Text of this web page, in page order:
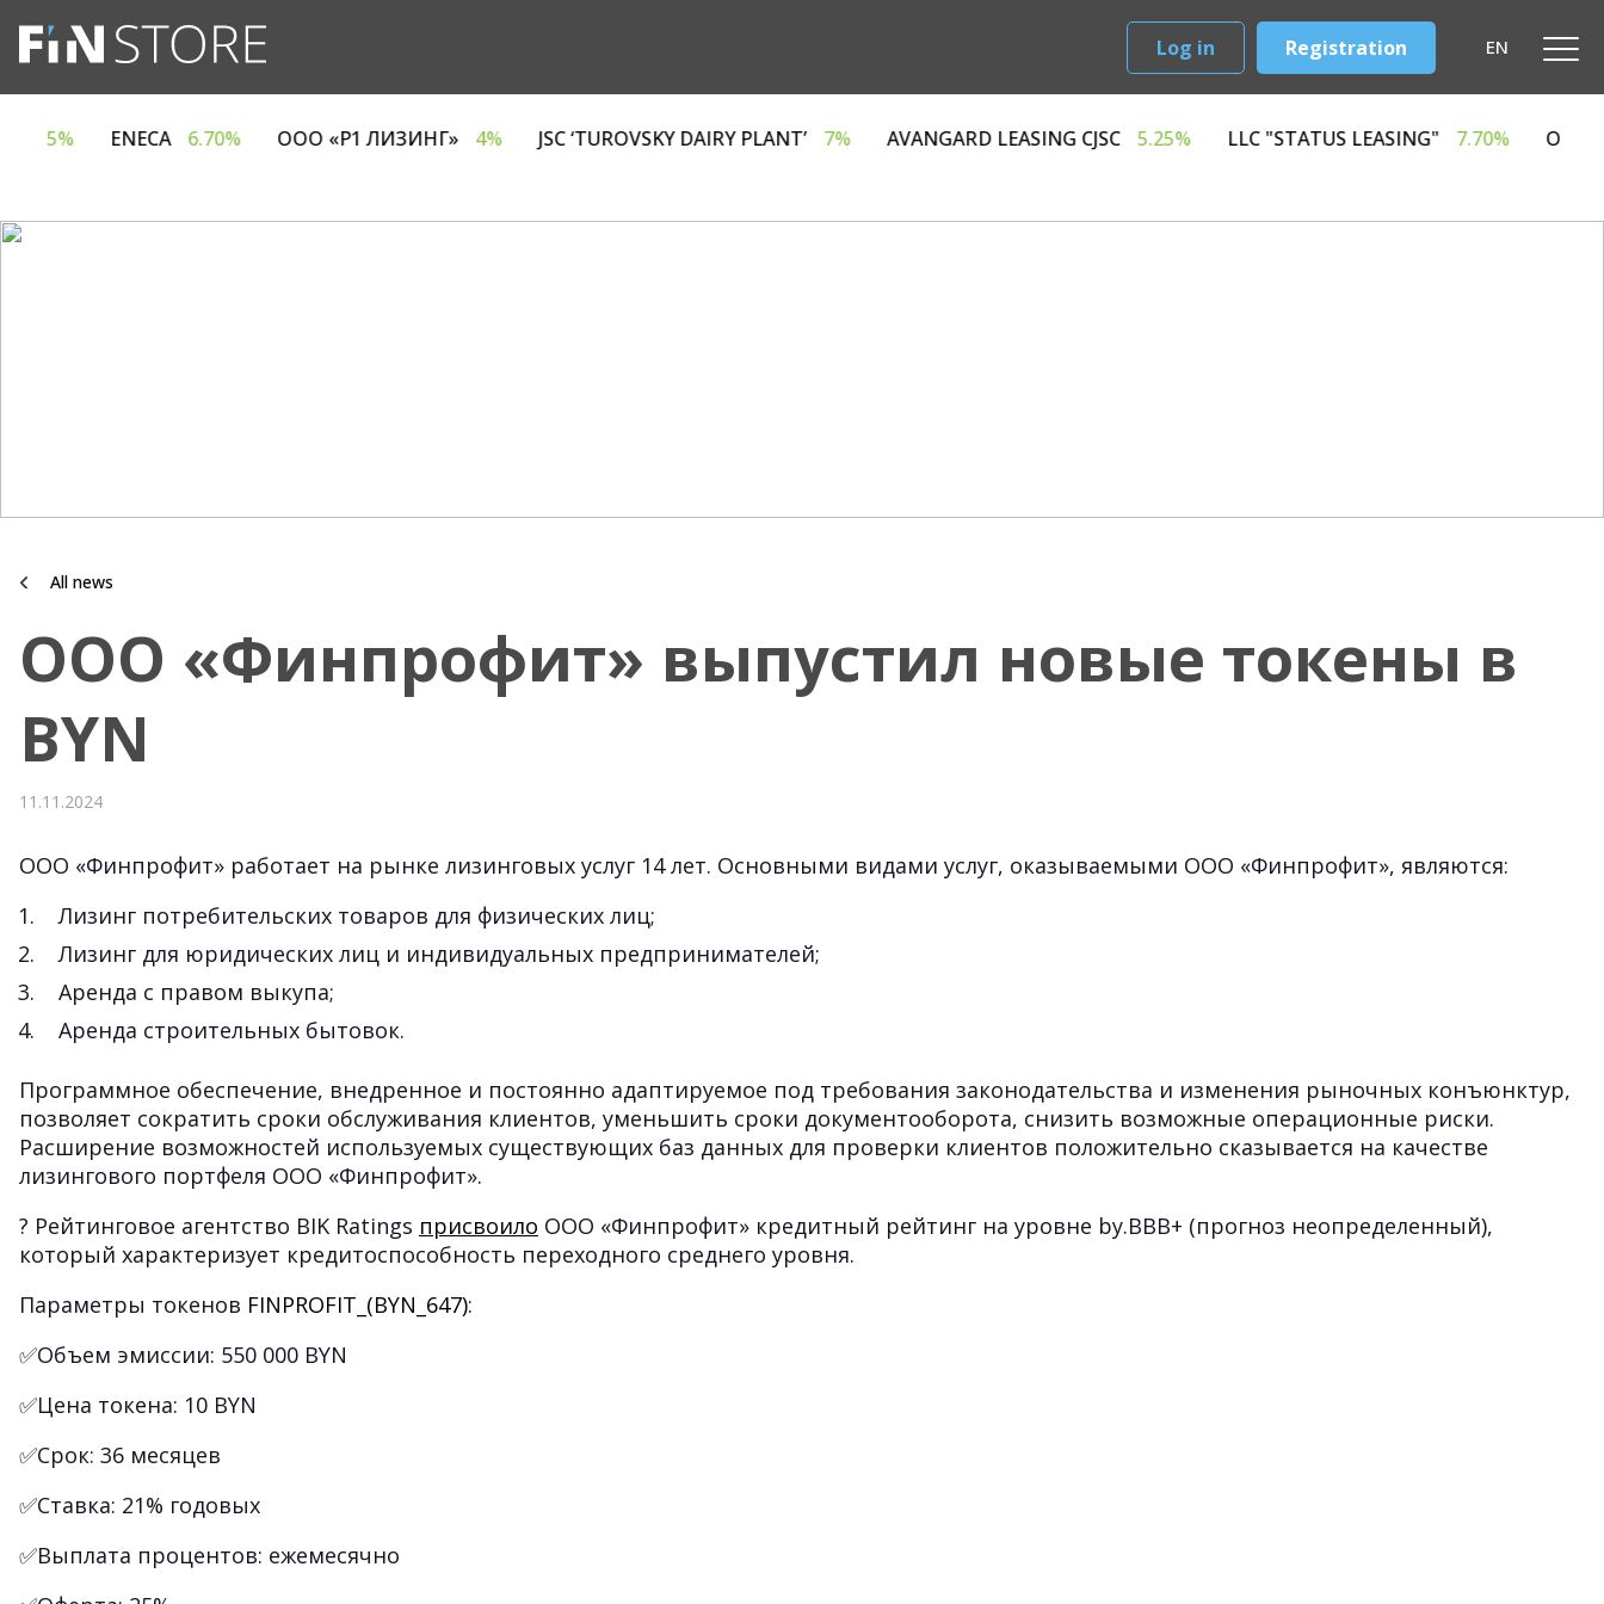
EN
Log in Registration
5% ENECA 6.70% ООО «Р1 ЛИЗИНГ» 4% JSC ‘TUROVSKY DAIRY PLANT’ 7% AVANGARD LEASING CJSC 5.25% LLC "STATUS LEASING" 7.70%
All news
ООО «Финпрофит» выпустил новые токены в
BYN
11.11.2024
ООО «Финпрофит» работает на рынке лизинговых услуг 14 лет. Основными видами услуг, оказываемыми ООО «Финпрофит», являются:
Лизинг потребительских товаров для физических лиц;
Лизинг для юридических лиц и индивидуальных предпринимателей;
Аренда с правом выкупа;
Аренда строительных бытовок.
Программное обеспечение, внедренное и постоянно адаптируемое под требования законодательства и изменения рыночных конъюнктур,
позволяет сократить сроки обслуживания клиентов, уменьшить сроки документооборота, снизить возможные операционные риски.
Расширение возможностей используемых существующих баз данных для проверки клиентов положительно сказывается на качестве
лизингового портфеля ООО «Финпрофит».
? Рейтинговое агентство BIK Ratings присвоило ООО «Финпрофит» кредитный рейтинг на уровне by.BBB+ (прогноз неопределенный),
который характеризует кредитоспособность переходного среднего уровня.
Параметры токенов FINPROFIT_(BYN_647):
✅Объем эмиссии: 550 000 BYN
✅Цена токена: 10 BYN
✅Срок: 36 месяцев
✅Ставка: 21% годовых
✅Выплата процентов: ежемесячно